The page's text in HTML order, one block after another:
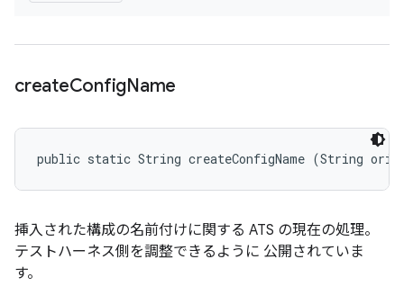
createConfigName
public static String createConfigName (String
挿入された構成の名前付けに関する ATS の現在の処理。
テストハーネス側を調整できるように 公開されていま
す。